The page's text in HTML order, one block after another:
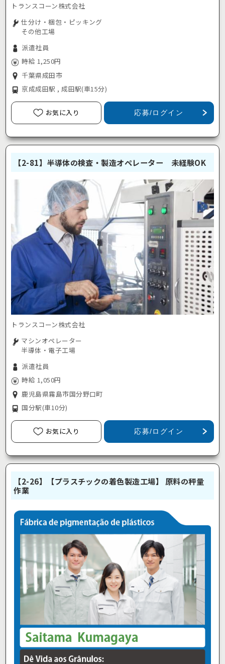
トランスコーン株式会社
仕分け・梱包・ピッキング
その他工場
派遣社員
時給 1,250円
千葉県成田市
京成成田駅 , 成田駅(車15分)
お気に入り 応募/ログイン
【2-81】半導体の検査・製造オペレーター 未経験OK
トランスコーン株式会社
マシンオペレーター
半導体・電子工場
派遣社員
時給 1,050円
鹿児島県霧島市国分野口町
国分駅(車10分)
お気に入り 応募/ログイン
【2-26】【プラスチックの着色製造工場】 原料の秤量
作業